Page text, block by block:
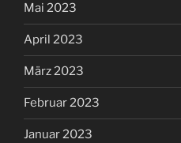
Mai 2023
April 2023
März 2023
Februar 2023
Januar 2023